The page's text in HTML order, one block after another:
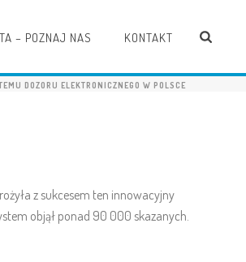
– POZNAJ NAS KONTAKT
DOZORU ELEKTRONICZNEGO W POLSCE
z sukcesem ten innowacyjny
objął ponad 90 000 skazanych.